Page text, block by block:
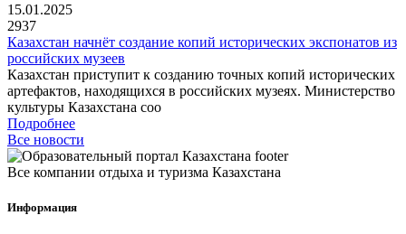
15.01.2025
2937
Казахстан начнёт создание копий исторических экспонатов из
российских музеев
Казахстан приступит к созданию точных копий исторических
артефактов, находящихся в российских музеях. Министерство
культуры Казахстана соо
Подробнее
Все новости
Все компании отдыха и туризма Казахстана
Информация